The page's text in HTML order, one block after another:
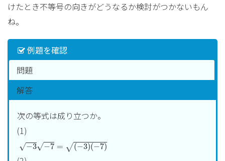
けたとき不等号の向きがどうなるか検討がつかないもん
ね。
例題を確認
問題
解答
次の等式は成り立つか。
(1)
√−3√−7 = √(−3)(−7)
3−7 =(− −7)